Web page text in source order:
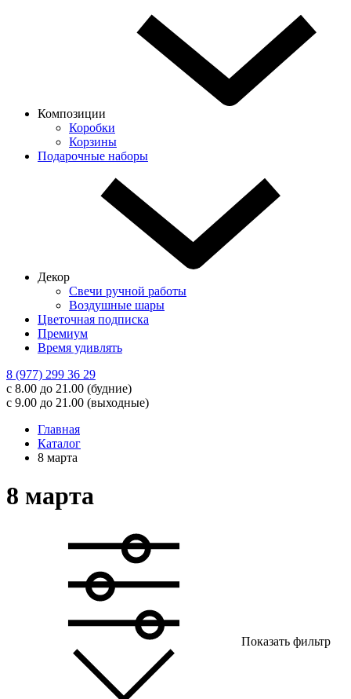
Композиции
Коробки
Корзины
Подарочные наборы
Декор
Свечи ручной работы
Воздушные шары
Цветочная подписка
Премиум
Время удивлять
8 (977) 299 36 29
с 8.00 до 21.00 (будние)
с 9.00 до 21.00 (выходные)
Главная
Каталог
8 марта
8 марта
Показать фильтр